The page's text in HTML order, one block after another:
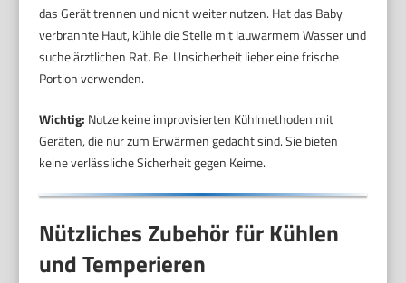
das Gerät trennen und nicht weiter nutzen. Hat das Baby
verbrannte Haut, kühle die Stelle mit lauwarmem Wasser und
suche ärztlichen Rat. Bei Unsicherheit lieber eine frische
Portion verwenden.
Wichtig: Nutze keine improvisierten Kühlmethoden mit
Geräten, die nur zum Erwärmen gedacht sind. Sie bieten
keine verlässliche Sicherheit gegen Keime.
Nützliches Zubehör für Kühlen
und Temperieren